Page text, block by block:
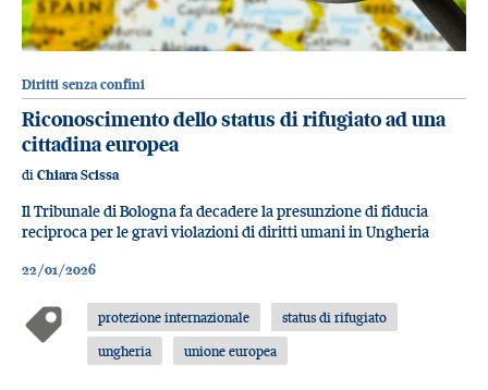
Diritti senza confini
Riconoscimento dello status di rifugiato ad una
cittadina europea
di Chiara Scissa
Il Tribunale di Bologna fa decadere la presunzione di fiducia
reciproca per le gravi violazioni di diritti umani in Ungheria
22/01/2026
protezione internazionale
status di rifugiato
ungheria
unione europea